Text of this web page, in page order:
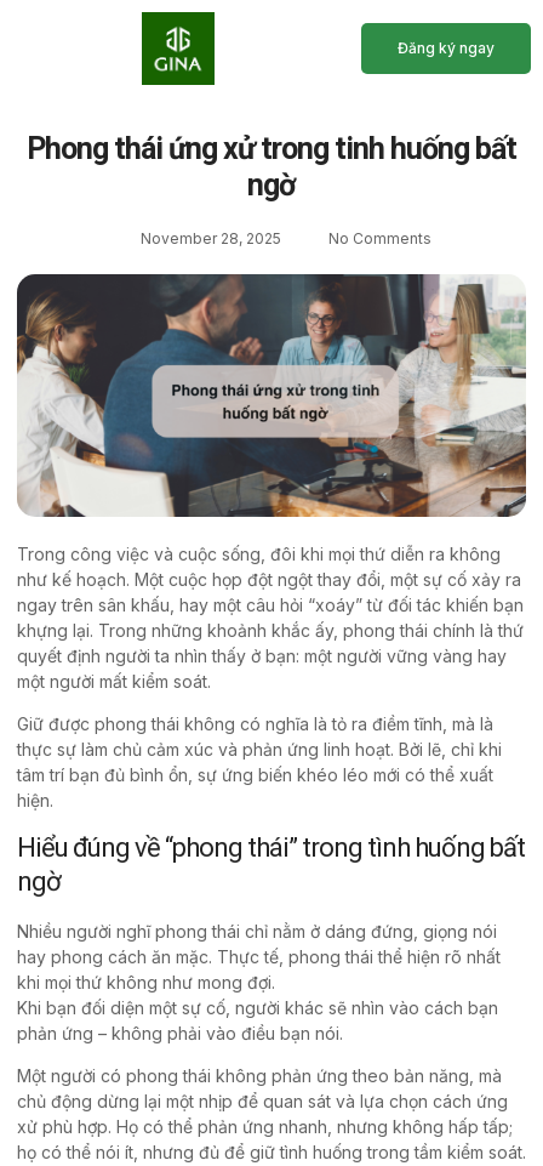
Đăng ký ngay
Phong thái ứng xử trong tinh huống bất
ngờ
November 28, 2025 No Comments
Trong công việc và cuộc sống, đôi khi mọi thứ diễn ra không
như kế hoạch. Một cuộc họp đột ngột thay đổi, một sự cố xảy ra
ngay trên sân khấu, hay một câu hỏi “xoáy” từ đối tác khiến bạn
khựng lại. Trong những khoảnh khắc ấy, phong thái chính là thứ
quyết định người ta nhìn thấy ở bạn: một người vững vàng hay
một người mất kiểm soát.
Giữ được phong thái không có nghĩa là tỏ ra điềm tĩnh, mà là
thực sự làm chủ cảm xúc và phản ứng linh hoạt. Bởi lẽ, chỉ khi
tâm trí bạn đủ bình ổn, sự ứng biến khéo léo mới có thể xuất
hiện.
Hiểu đúng về “phong thái” trong tình huống bất
ngờ
Nhiều người nghĩ phong thái chỉ nằm ở dáng đứng, giọng nói
hay phong cách ăn mặc. Thực tế, phong thái thể hiện rõ nhất
khi mọi thứ không như mong đợi.
Khi bạn đối diện một sự cố, người khác sẽ nhìn vào cách bạn
phản ứng – không phải vào điều bạn nói.
Một người có phong thái không phản ứng theo bản năng, mà
chủ động dừng lại một nhịp để quan sát và lựa chọn cách ứng
xử phù hợp. Họ có thể phản ứng nhanh, nhưng không hấp tấp;
họ có thể nói ít, nhưng đủ để giữ tình huống trong tầm kiểm soát.